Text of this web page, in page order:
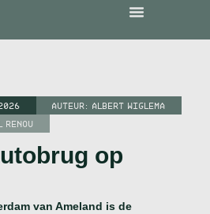
AUTEUR:ALBERT WIGLEMA
RENOU
op
van Ameland is de